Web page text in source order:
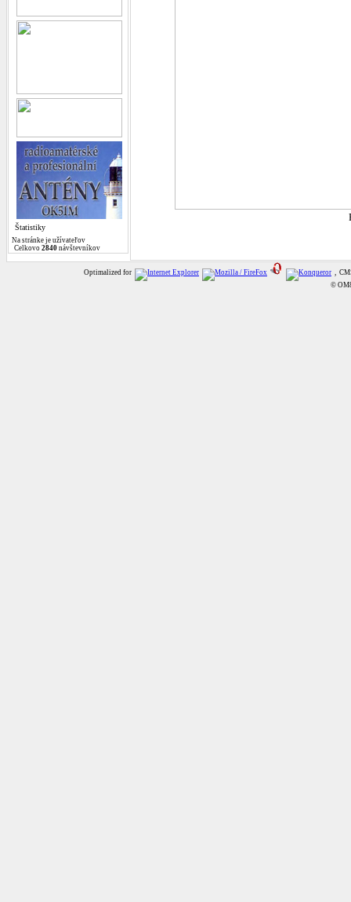
Štatistiky
Na stránke je užívateľov
Celkovo 2840 návštevníkov
Optimalized for
,
©